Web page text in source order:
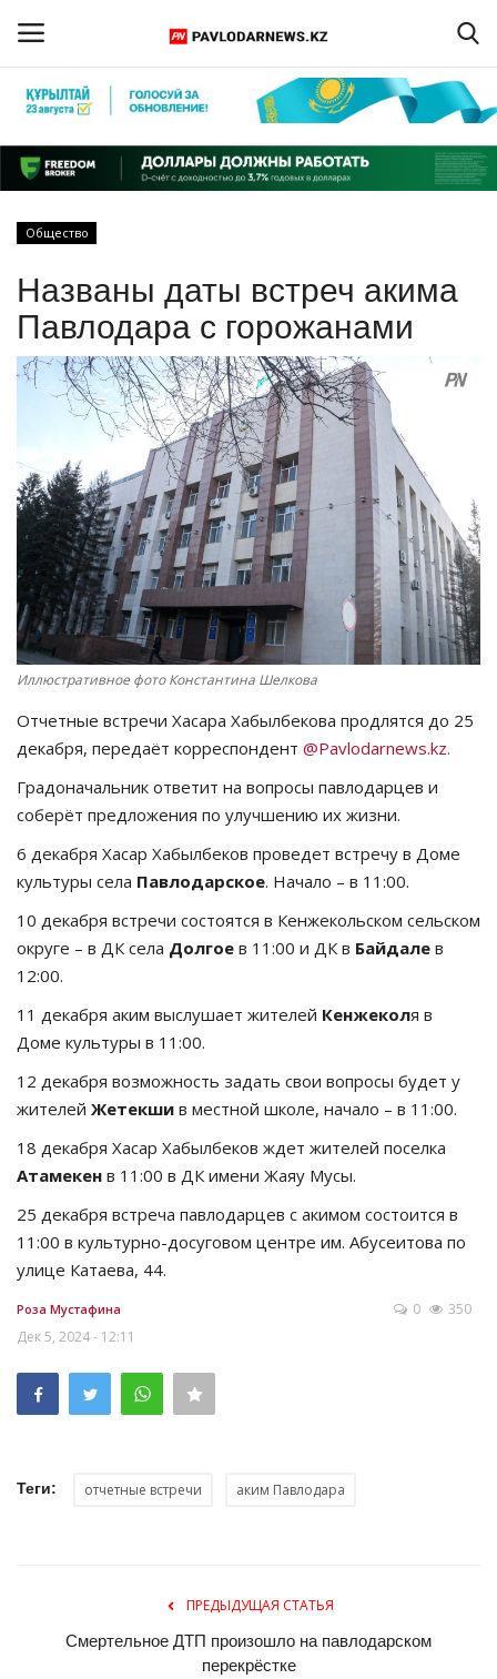
Регистрация
Главная
ПАВЛОДАРСКАЯ ОБЛАСТЬ
КАЗАХСТАН
СПЕЦПРОЕКТЫ
СПОРТ
Чек-лист
РАЗВЛЕЧЕНИЯ
Курултай
Язык
Қазақша Русский
Общество
Названы даты встреч акима
Павлодара с горожанами
Иллюстративное фото Константина Шелкова
Отчетные встречи Хасара Хабылбекова продлятся до 25
декабря, передаёт корреспондент @Pavlodarnews.kz.
Градоначальник ответит на вопросы павлодарцев и
соберёт предложения по улучшению их жизни.
6 декабря Хасар Хабылбеков проведет встречу в Доме
культуры села Павлодарское. Начало – в 11:00.
10 декабря встречи состоятся в Кенжекольском сельском
округе – в ДК села Долгое в 11:00 и ДК в Байдале в
12:00.
11 декабря аким выслушает жителей Кенжеколя в
Доме культуры в 11:00.
12 декабря возможность задать свои вопросы будет у
жителей Жетекши в местной школе, начало – в 11:00.
18 декабря Хасар Хабылбеков ждет жителей поселка
Атамекен в 11:00 в ДК имени Жаяу Мусы.
25 декабря встреча павлодарцев с акимом состоится в
11:00 в культурно-досуговом центре им. Абусеитова по
улице Катаева, 44.
Роза Мустафина
Дек 5, 2024 - 12:11
0 350
Теги: отчетные встречи аким Павлодара
ПРЕДЫДУЩАЯ СТАТЬЯ
Смертельное ДТП произошло на павлодарском
перекрёстке